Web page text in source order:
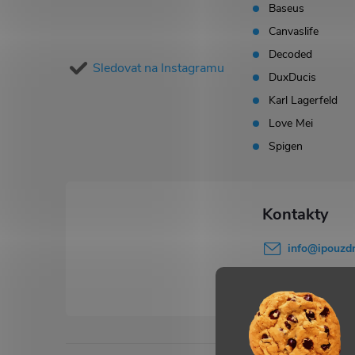
Sledovat na Instagramu
Baseus
Canvaslife
Decoded
DuxDucis
Karl Lagerfeld
Love Mei
Spigen
info@